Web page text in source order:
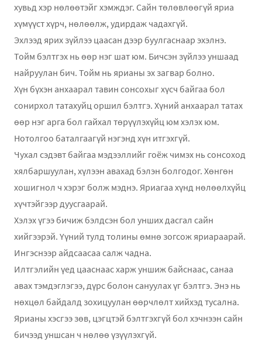
хувьд хэр нөлөөтэйг хэмждэг. Сайн төлөвлөөгүй яриа
хүмүүст хүрч, нөлөөлж, удирдаж чадахгүй.
Эхлээд ярих зүйлээ цаасан дээр буулгаснаар эхэлнэ.
Тойм бэлтгэх нь өөр нэг шат юм. Бичсэн зүйлээ уншаад
найруулан бич. Тойм нь ярианы эх загвар болно.
Хүн бүхэн анхаарал тавин сонсохыг хүсч байгаа бол
сонирхол татахуйц оршил бэлтгэ. Хүний анхаарал татах
өөр нэг арга бол гайхал төрүүлэхүйц юм хэлэх юм.
Нотолгоо баталгаагүй нэгэнд хүн итгэхгүй.
Чухал сэдэвт байгаа мэдээллийг гоёж чимэх нь сонсоход
хялбаршуулан, хүлээн авахад бэлэн болгодог. Хөнгөн
хошигнол ч хэрэг болж мэднэ. Яриагаа хүнд нөлөөлхүйц
хүчтэйгээр дуусгаарай.
Хэлэх үгээ бичиж бэлдсэн бол унших дасгал сайн
хийгээрэй. Үүний тулд толины өмнө зогсож яриараарай.
Ингэснээр айдсаасаа салж чадна.
Илтгэлийн үед цааснаас харж уншиж байснаас, санаа
авах тэмдэглэгээ, дүрс болон сануулах үг бэлтгэ. Энэ нь
нөхцөл байдалд зохицуулан өөрчлөлт хийхэд тусална.
Ярианы хэсгээ зөв, цэгцтэй бэлтгэхгүй бол хэчнээн сайн
бичээд уншсан ч нөлөө үзүүлэхгүй.